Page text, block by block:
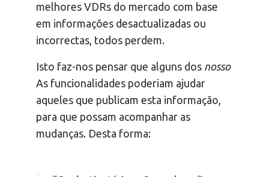
melhores VDRs do mercado com base
em informações desactualizadas ou
incorrectas, todos perdem.
Isto faz-nos pensar que alguns dos nosso
As funcionalidades poderiam ajudar
aqueles que publicam esta informação,
para que possam acompanhar as
mudanças. Desta forma: